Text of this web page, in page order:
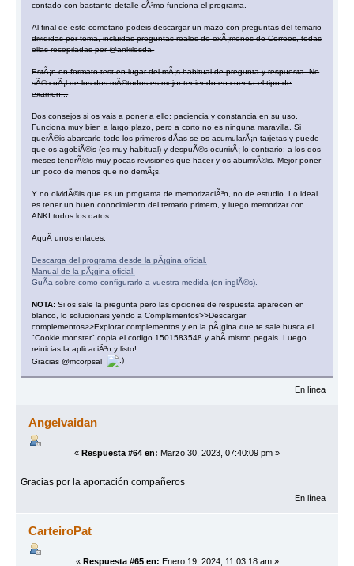
contado con bastante detalle cÃ³mo funciona el programa.
Al final de este cometario podeis descargar un mazo con preguntas del temario
divididas por tema, incluidas preguntas reales de exÃ¡menes de Correos, todas
ellas recopiladas por @ankilosda.
EstÃ¡n en formato test en lugar del mÃ¡s habitual de pregunta y respuesta. No
sÃ© cuÃ¡l de los dos mÃ©todos es mejor teniendo en cuenta el tipo de
examen...
Dos consejos si os vais a poner a ello: paciencia y constancia en su uso.
Funciona muy bien a largo plazo, pero a corto no es ninguna maravilla. Si
querÃ©is abarcarlo todo los primeros dÃ­as se os acumularÃ¡n tarjetas y puede
que os agobiÃ©is (es muy habitual) y despuÃ©s ocurrirÃ¡ lo contrario: a los dos
meses tendrÃ©is muy pocas revisiones que hacer y os aburrirÃ©is. Mejor poner
un poco de menos que no demÃ¡s.
Y no olvidÃ©is que es un programa de memorizaciÃ³n, no de estudio. Lo ideal
es tener un buen conocimiento del temario primero, y luego memorizar con
ANKI todos los datos.
AquÃ­ unos enlaces:
Descarga del programa desde la pÃ¡gina oficial.
Manual de la pÃ¡gina oficial.
GuÃ­a sobre como configurarlo a vuestra medida (en inglÃ©s).
NOTA: Si os sale la pregunta pero las opciones de respuesta aparecen en
blanco, lo solucionais yendo a Complementos>>Descargar
complementos>>Explorar complementos y en la pÃ¡gina que te sale busca el
"Cookie monster" copia el codigo 1501583548 y ahÃ­ mismo pegais. Luego
reinicias la aplicaciÃ³n y listo!
Gracias @mcorpsal
En línea
Angelvaidan
« Respuesta #64 en: Marzo 30, 2023, 07:40:09 pm »
Gracias por la aportación compañeros
En línea
CarteiroPat
« Respuesta #65 en: Enero 19, 2024, 11:03:18 am »